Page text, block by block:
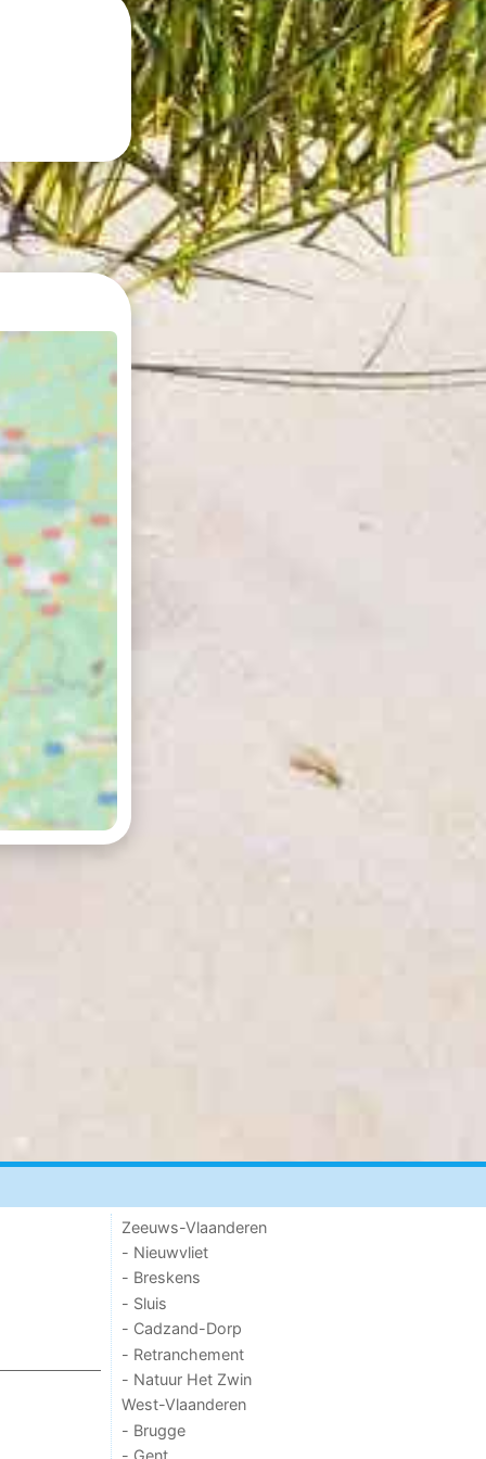
Zeeuws-Vlaanderen
- Nieuwvliet
- Breskens
- Sluis
- Cadzand-Dorp
- Retranchement
- Natuur Het Zwin
West-Vlaanderen
- Brugge
- Gent